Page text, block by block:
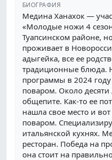
БИОГРАФИЯ
Медина Ханахок —
«Молодые ножи 4
Туапсинском районе,
проживает в
адыгейка, все ее
традиционные блюда.
программы в 2024
поваром. Около десяти
общепите. Как-то ее
нашла свое место и
поваром.
итальянской кухнях.
ресторан. Победа на
она стоит на